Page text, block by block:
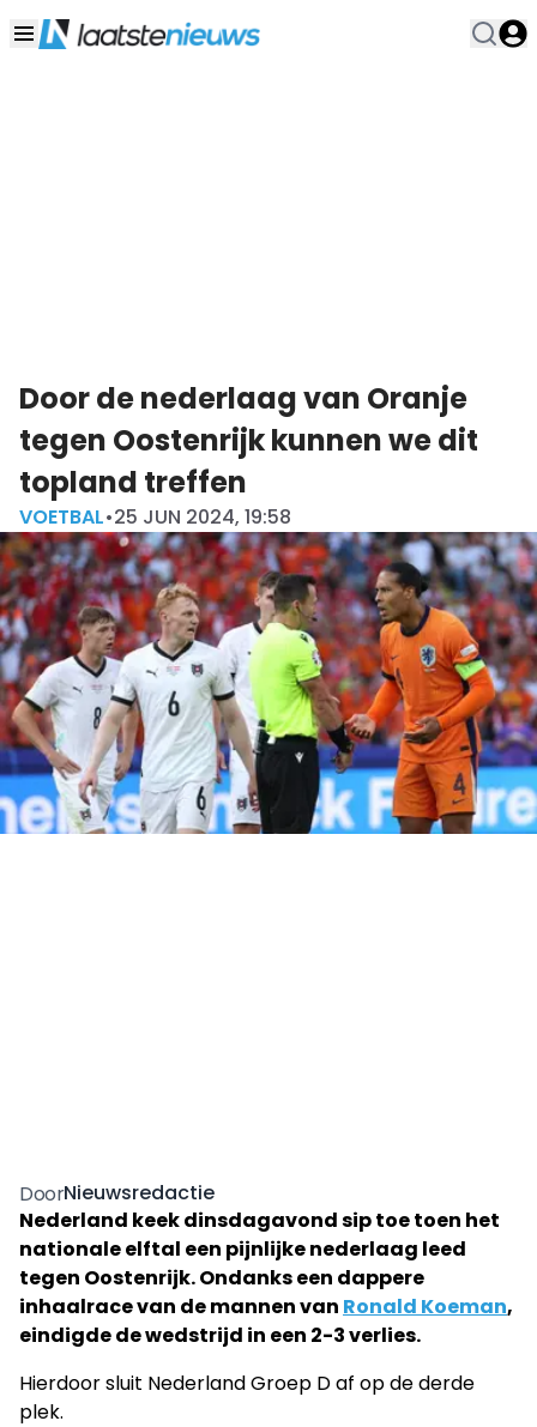
Door de nederlaag van Oranje
tegen Oostenrijk kunnen we dit
topland treffen
VOETBAL•25 JUN 2024, 19:58
DoorNieuwsredactie
Nederland keek dinsdagavond sip toe toen het
nationale elftal een pijnlijke nederlaag leed
tegen Oostenrijk. Ondanks een dappere
inhaalrace van de mannen van Ronald Koeman,
eindigde de wedstrijd in een 2-3 verlies.
Hierdoor sluit Nederland Groep D af op de derde
plek.